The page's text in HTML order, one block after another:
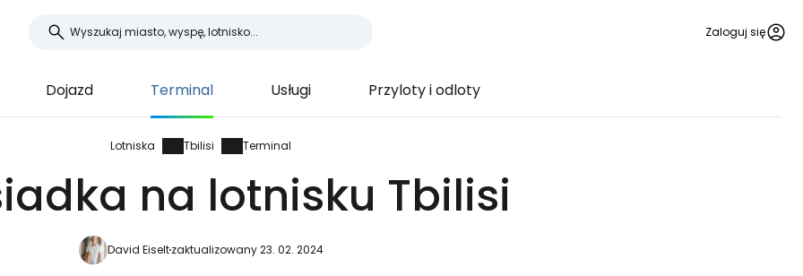
Zaloguj się
Dojazd Terminal Usługi Przyloty i odloty
Lotniska Tbilisi Terminal
na lotnisku Tbilisi
David Eiseltzaktualizowany 23. 02. 2024